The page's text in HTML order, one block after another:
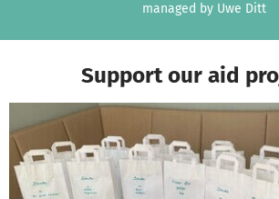
managed by Uwe Ditt
Support our aid